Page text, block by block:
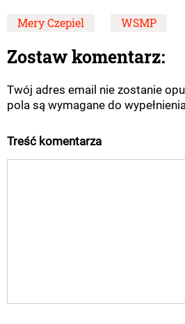
Mery Czepiel WSMP
Zostaw komentarz:
Twój adres email nie zostanie
pola są wymagane do
Treść komentarza